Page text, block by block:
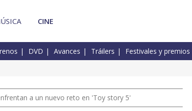
CINE
DVD Avances Tráilers Festivales y premios
a un nuevo reto en 'Toy story 5'